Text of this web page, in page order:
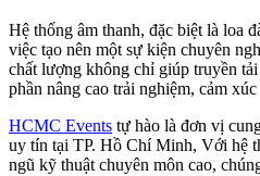
Hệ thống âm thanh, đặc biệt là loa
việc tạo nên một sự kiện chuyên
chất lượng không chỉ giúp truyền
phần nâng cao trải nghiệm, cảm
HCMC Events tự hào là đơn vị
uy tín tại TP. Hồ Chí Minh, Với hệ
ngũ kỹ thuật chuyên môn cao,